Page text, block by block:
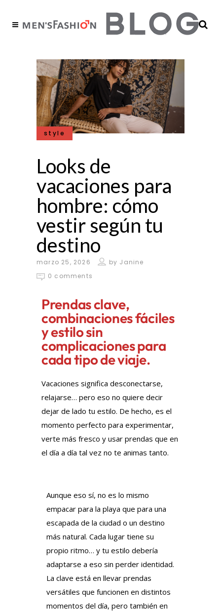
style
Looks de
vacaciones para
hombre: cómo
vestir según tu
destino
marzo 25, 2026 by Janine
0 comments
Prendas clave,
combinaciones fáciles
y estilo sin
complicaciones para
cada tipo de viaje.
Vacaciones significa desconectarse,
relajarse… pero eso no quiere decir
dejar de lado tu estilo. De hecho, es el
momento perfecto para experimentar,
verte más fresco y usar prendas que en
el día a día tal vez no te animas tanto.
Aunque eso sí, no es lo mismo
empacar para la playa que para una
escapada de la ciudad o un destino
más natural. Cada lugar tiene su
propio ritmo… y tu estilo debería
adaptarse a eso sin perder identidad.
La clave está en llevar prendas
versátiles que funcionen en distintos
momentos del día, pero también en